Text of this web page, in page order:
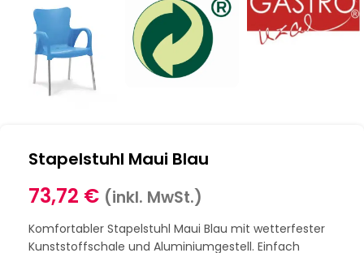
Stapelstuhl Maui Blau
73,72 € (inkl. MwSt.)
Komfortabler Stapelstuhl Maui Blau mit wetterfester
Kunststoffschale und Aluminiumgestell. Einfach